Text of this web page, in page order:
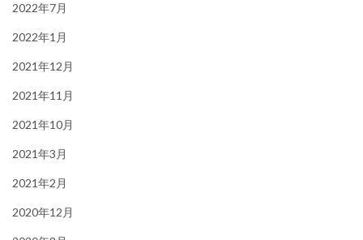
2022年7月
2022年1月
2021年12月
2021年11月
2021年10月
2021年3月
2021年2月
2020年12月